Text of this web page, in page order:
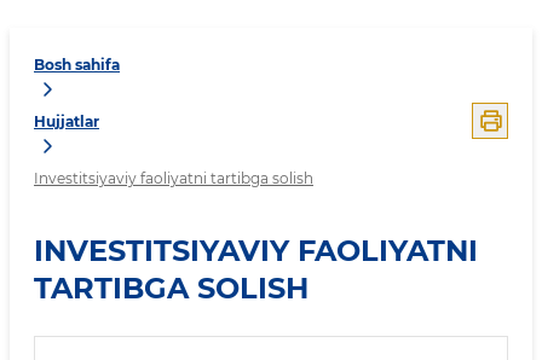
Bosh sahifa
Hujjatlar
Investitsiyaviy faoliyatni tartibga solish
INVESTITSIYAVIY FAOLIYATNI
TARTIBGA SOLISH